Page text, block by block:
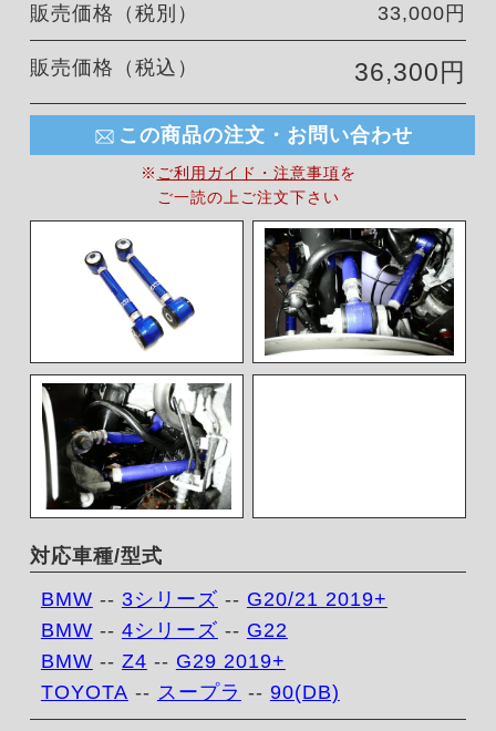
販売価格（税別）
33,000円
販売価格（税込） 36,300円
この商品の注文・お問い合わせ
※ ご利用ガイド・注意事項を
ご一読の上ご注文下さい
対応車種/型式
BMW -- 3シリーズ -- G20/21 2019+
BMW -- 4シリーズ -- G22
BMW -- Z4 -- G29 2019+
TOYOTA -- スープラ -- 90(DB)